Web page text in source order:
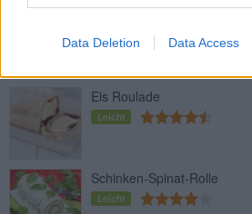
Data Deletion Data Access
Rindsroulade mit Karotten-
Eis Roulade
Leicht
Schinken-Spinat-Rolle
Leicht